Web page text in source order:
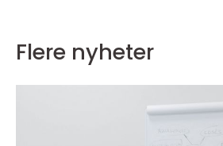
Flere nyheter